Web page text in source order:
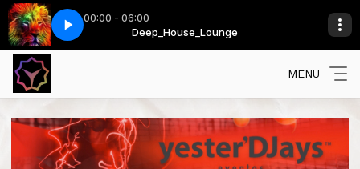
00:00 - 06:00
Deep_House_Lounge
Nelson Remix) Sam Smith - Im Not The Only One (Grant Nelson
MENU